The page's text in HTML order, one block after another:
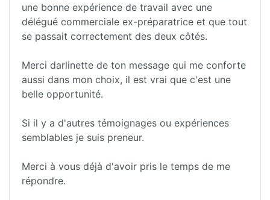
une bonne expérience de travail avec une
délégué commerciale ex-préparatrice et que tout
se passait correctement des deux côtés.
Merci darlinette de ton message qui me conforte
aussi dans mon choix, il est vrai que c'est une
belle opportunité.
Si il y a d'autres témoignages ou expériences
semblables je suis preneur.
Merci à vous déjà d'avoir pris le temps de me
répondre.